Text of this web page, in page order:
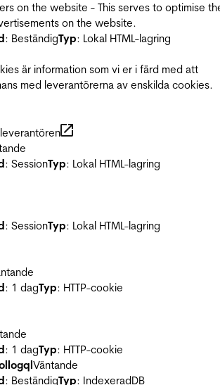
on the website - This serves to optimise
on the website.
: BeständigTyp: Lokal HTML-lagring
är information som vi er i färd med att
med leverantörerna av enskilda cookies.
: SessionTyp: Lokal HTML-lagring
: SessionTyp: Lokal HTML-lagring
: 1 dagTyp: HTTP-cookie
: 1 dagTyp: HTTP-cookie
Väntande
: BeständigTyp: IndexeradDB